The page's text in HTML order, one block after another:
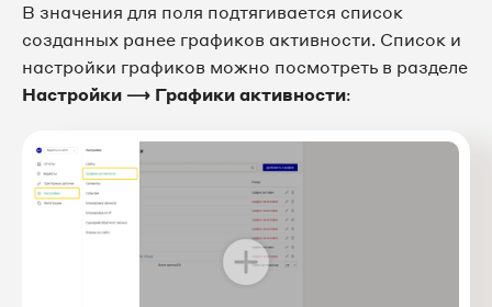
В значения для поля подтягивается список
созданных ранее графиков активности. Список и
настройки графиков можно посмотреть в разделе
Настройки ⟶ Графики активности: